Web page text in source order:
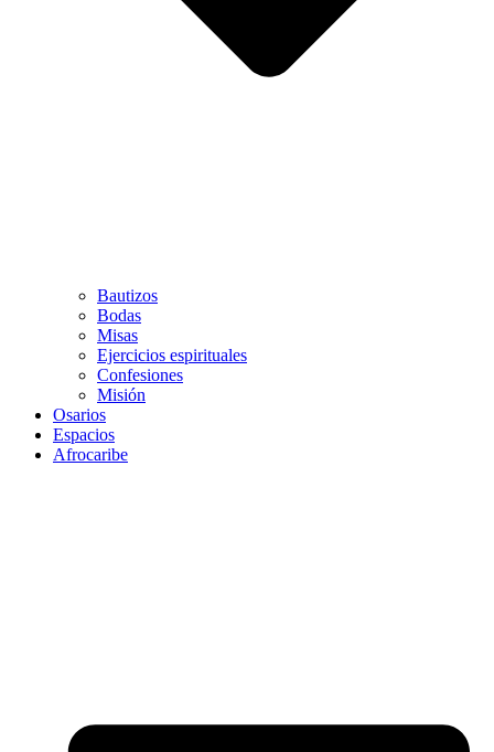
Bautizos
Bodas
Misas
Ejercicios espirituales
Confesiones
Misión
Osarios
Espacios
Afrocaribe